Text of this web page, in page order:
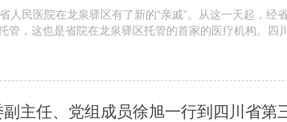
人民医院在龙泉驿区有了新的“亲戚”。从这一天起，
管，这也是省院在龙泉驿区托管的首家的医疗机构。四
副主任、党组成员徐旭一行到四川省第